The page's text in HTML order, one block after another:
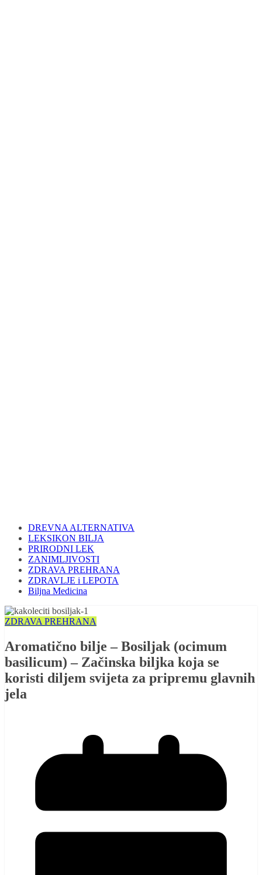
DREVNA ALTERNATIVA
LEKSIKON BILJA
PRIRODNI LEK
ZANIMLJIVOSTI
ZDRAVA PREHRANA
ZDRAVLJE i LEPOTA
Biljna Medicina
ZDRAVA PREHRANA
Aromatično bilje – Bosiljak (ocimum
basilicum) – Začinska biljka koja se
koristi diljem svijeta za pripremu glavnih
jela